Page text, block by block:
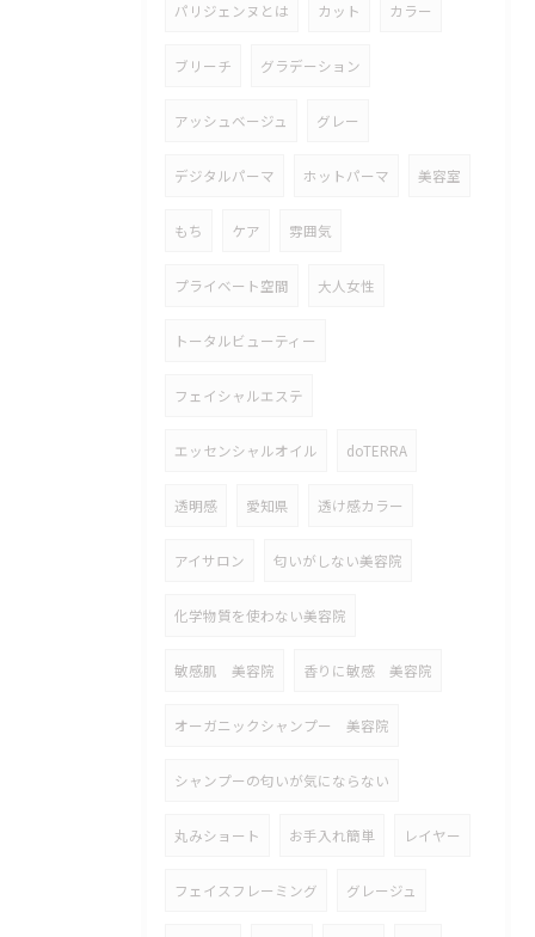
パリジェンヌとは カット カラー
ブリーチ グラデーション
アッシュベージュ グレー
デジタルパーマ ホットパーマ 美容室
もち ケア 雰囲気
プライベート空間 大人女性
トータルビューティー
フェイシャルエステ
エッセンシャルオイル doTERRA
透明感 愛知県 透け感カラー
アイサロン 匂いがしない美容院
化学物質を使わない美容院
敏感肌 美容院 香りに敏感 美容院
オーガニックシャンプー 美容院
シャンプーの匂いが気にならない
丸みショート お手入れ簡単 レイヤー
フェイスフレーミング グレージュ